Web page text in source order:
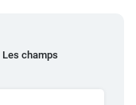
Les champs